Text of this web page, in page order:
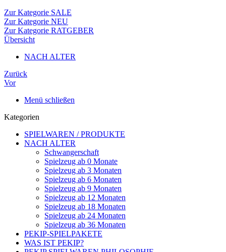
Zur Kategorie SALE
Zur Kategorie NEU
Zur Kategorie RATGEBER
Übersicht
NACH ALTER
Zurück
Vor
Menü schließen
Kategorien
SPIELWAREN / PRODUKTE
NACH ALTER
Schwangerschaft
Spielzeug ab 0 Monate
Spielzeug ab 3 Monaten
Spielzeug ab 6 Monaten
Spielzeug ab 9 Monaten
Spielzeug ab 12 Monaten
Spielzeug ab 18 Monaten
Spielzeug ab 24 Monaten
Spielzeug ab 36 Monaten
PEKIP-SPIELPAKETE
WAS IST PEKIP?